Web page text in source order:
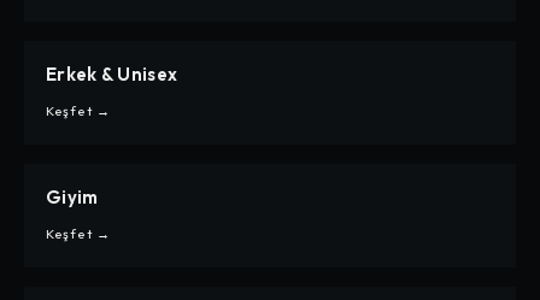
CARPE
ERKEK & UNISEX
Erkek & Unisex
Keşfet →
CARPE
GIYIM
Giyim
Keşfet →